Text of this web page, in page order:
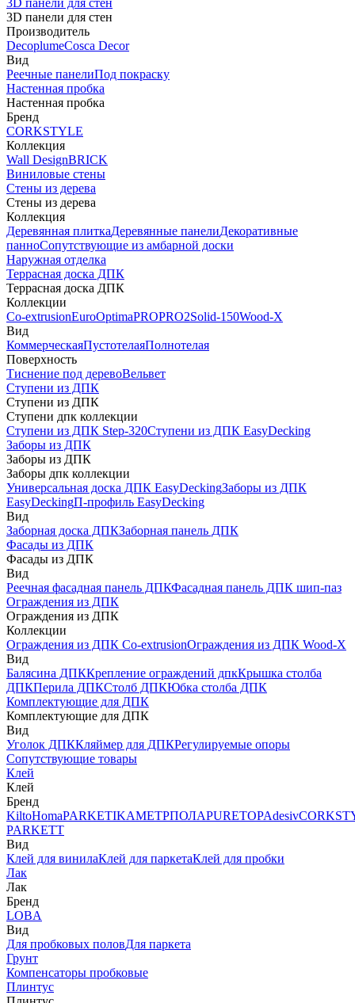
3D панели для стен
3D панели для стен
Производитель
DecoplumeCosca Decor
Вид
Реечные панелиПод покраску
Настенная пробка
Настенная пробка
Бренд
CORKSTYLE
Коллекция
Wall DesignBRICK
Виниловые стены
Стены из дерева
Стены из дерева
Коллекция
Деревянная плиткаДеревянные панелиДекоративные
панноСопутствующие из амбарной доски
Наружная отделка
Террасная доска ДПК
Террасная доска ДПК
Коллекции
Co-extrusionEuroOptimaPROPRO2Solid-150Wood-X
Вид
КоммерческаяПустотелаяПолнотелая
Поверхность
Тиснение под деревоВельвет
Ступени из ДПК
Ступени из ДПК
Ступени дпк коллекции
Ступени из ДПК Step-320Ступени из ДПК EasyDecking
Заборы из ДПК
Заборы из ДПК
Заборы дпк коллекции
Универсальная доска ДПК EasyDeckingЗаборы из ДПК
EasyDeckingП-профиль EasyDecking
Вид
Заборная доска ДПКЗаборная панель ДПК
Фасады из ДПК
Фасады из ДПК
Вид
Реечная фасадная панель ДПКФасадная панель ДПК шип-паз
Ограждения из ДПК
Ограждения из ДПК
Коллекции
Ограждения из ДПК Co-extrusionОграждения из ДПК Wood-X
Вид
Балясина ДПККрепление ограждений дпкКрышка столба
ДПКПерила ДПКСтолб ДПКЮбка столба ДПК
Комплектующие для ДПК
Комплектующие для ДПК
Вид
Уголок ДПККляймер для ДПКРегулируемые опоры
Сопутствующие товары
Клей
Клей
Бренд
KiltoHomaPARKETIKAМЕТРПОЛАPURETOPAdesiv
PARKETT
Вид
Клей для винилаКлей для паркетаКлей для пробки
Лак
Лак
Бренд
LOBA
Вид
Для пробковых половДля паркета
Грунт
Компенсаторы пробковые
Плинтус